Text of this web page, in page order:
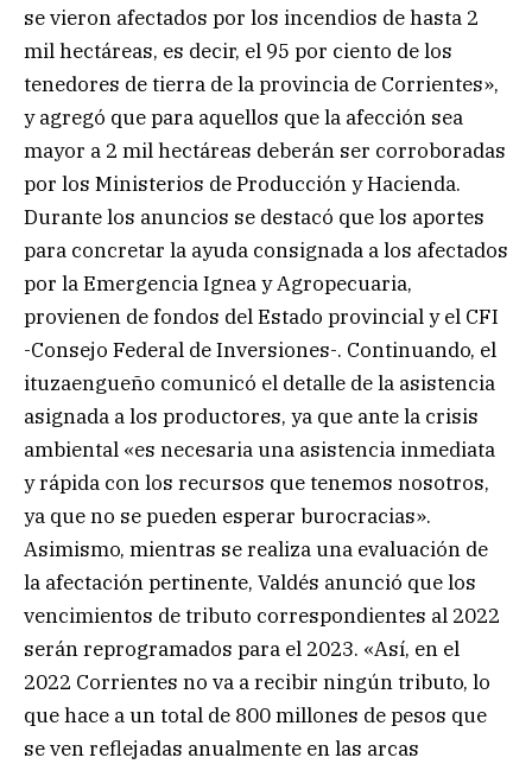
se vieron afectados por los incendios de hasta 2
mil hectáreas, es decir, el 95 por ciento de los
tenedores de tierra de la provincia de Corrientes»,
y agregó que para aquellos que la afección sea
mayor a 2 mil hectáreas deberán ser corroboradas
por los Ministerios de Producción y Hacienda.
Durante los anuncios se destacó que los aportes
para concretar la ayuda consignada a los afectados
por la Emergencia Ignea y Agropecuaria,
provienen de fondos del Estado provincial y el CFI
-Consejo Federal de Inversiones-. Continuando, el
ituzaengueño comunicó el detalle de la asistencia
asignada a los productores, ya que ante la crisis
ambiental «es necesaria una asistencia inmediata
y rápida con los recursos que tenemos nosotros,
ya que no se pueden esperar burocracias».
Asimismo, mientras se realiza una evaluación de
la afectación pertinente, Valdés anunció que los
vencimientos de tributo correspondientes al 2022
serán reprogramados para el 2023. «Así, en el
2022 Corrientes no va a recibir ningún tributo, lo
que hace a un total de 800 millones de pesos que
se ven reflejadas anualmente en las arcas